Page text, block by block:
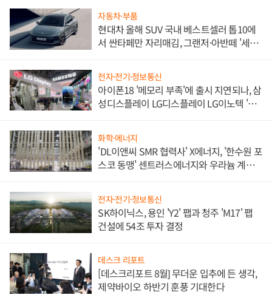
자동차·부품
현대차 올해 SUV 국내 베스트셀러 톱10에
서 싼타페만 자리매김, 그랜저·아반떼 '세단
전자·전기·정보통신
아이폰18 '메모리 부족'에 출시 지연되나, 삼
성디스플레이 LG디스플레이 LG이노텍 '탈
화학·에너지
'DL이앤씨 SMR 협력사' X에너지, '한수원 포
스코 동맹' 센트러스에너지와 우라늄 계약
전자·전기·정보통신
SK하이닉스, 용인 'Y2' 팹과 청주 'M17' 팹
건설에 54조 투자 결정
데스크 리포트
[데스크리포트 8월] 무더운 입추에 든 생각,
제약바이오 하반기 훈풍 기대한다